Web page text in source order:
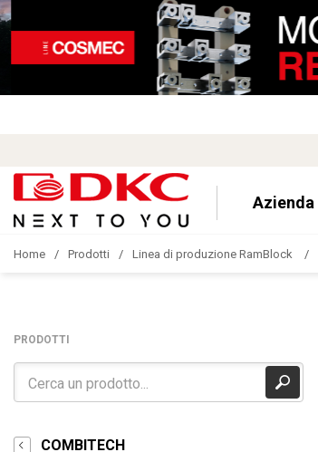
Azienda
Home Prodotti Linea di produzione RamBlock
PRODOTTI
COMBITECH